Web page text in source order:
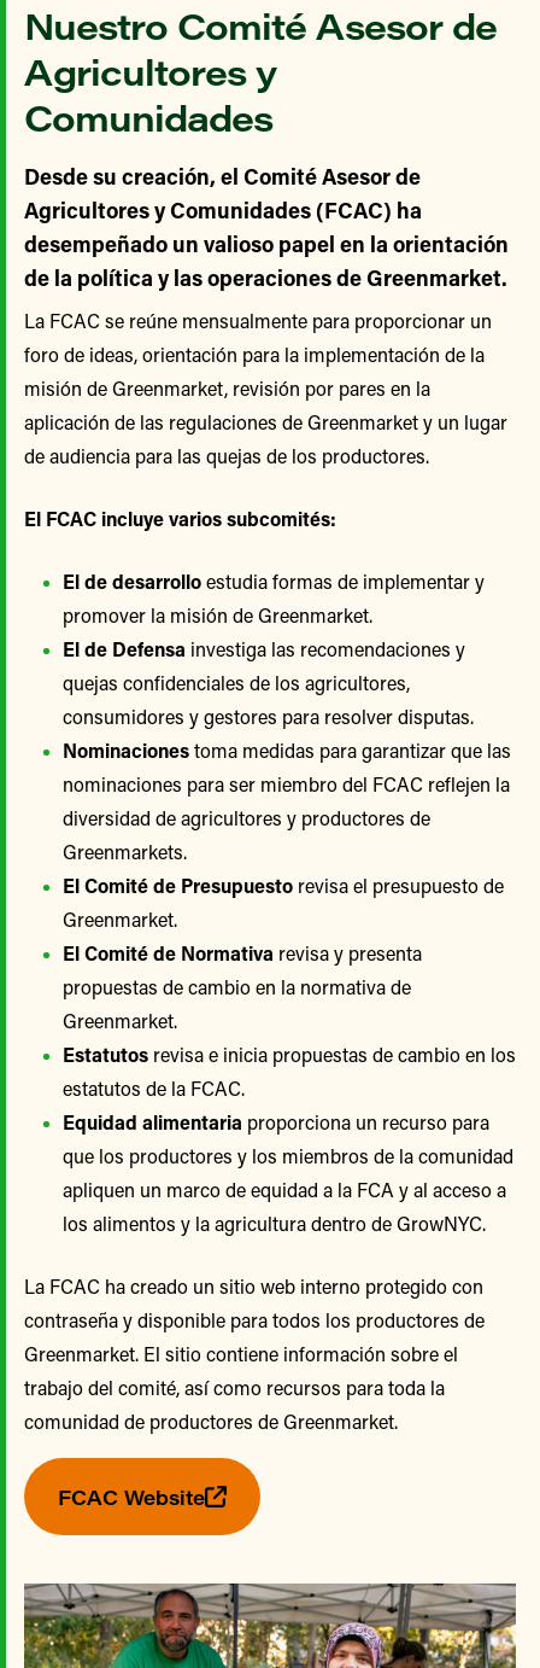
Nuestro Comité Asesor de
Agricultores y
Comunidades
Desde su creación, el Comité Asesor de
Agricultores y Comunidades (FCAC) ha
desempeñado un valioso papel en la orientación
de la política y las operaciones de Greenmarket.
La FCAC se reúne mensualmente para proporcionar un
foro de ideas, orientación para la implementación de la
misión de Greenmarket, revisión por pares en la
aplicación de las regulaciones de Greenmarket y un lugar
de audiencia para las quejas de los productores.
El FCAC incluye varios subcomités:
El de desarrolloestudia formas de implementar y
promover la misión de Greenmarket.
El de Defensa investiga las recomendaciones y
quejas confidenciales de los agricultores,
consumidores y gestores para resolver disputas.
Nominacionestoma medidas para garantizar que las
nominaciones para ser miembro del FCAC reflejen la
diversidad de agricultores y productores de
Greenmarkets.
El Comité de Presupuesto revisa el presupuesto de
Greenmarket.
El Comité de Normativa revisa y presenta
propuestas de cambio en la normativa de
Greenmarket.
Estatutos revisa e inicia propuestas de cambio en los
estatutos de la FCAC.
Equidad alimentaria proporciona un recurso para
que los productores y los miembros de la comunidad
apliquen un marco de equidad a la FCA y al acceso a
los alimentos y la agricultura dentro de GrowNYC.
La FCAC ha creado un sitio web interno protegido con
contraseña y disponible para todos los productores de
Greenmarket. El sitio contiene información sobre el
trabajo del comité, así como recursos para toda la
comunidad de productores de Greenmarket.
FCAC Website